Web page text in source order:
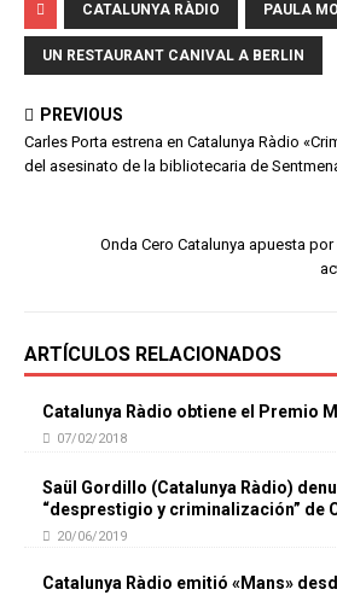
CATALUNYA RÀDIO PAULA
UN RESTAURANT CANIVAL A BERLIN
PREVIOUS
Carles Porta estrena en Catalunya Ràdio
del asesinato de la bibliotecaria de
Onda Cero Catalunya apuesta
ARTÍCULOS RELACIONADOS
Catalunya Ràdio obtiene el Premio
07/02/2018
Saül Gordillo (Catalunya Ràdio)
“desprestigio y criminalización” de
20/06/2019
Catalunya Ràdio emitió «Mans»